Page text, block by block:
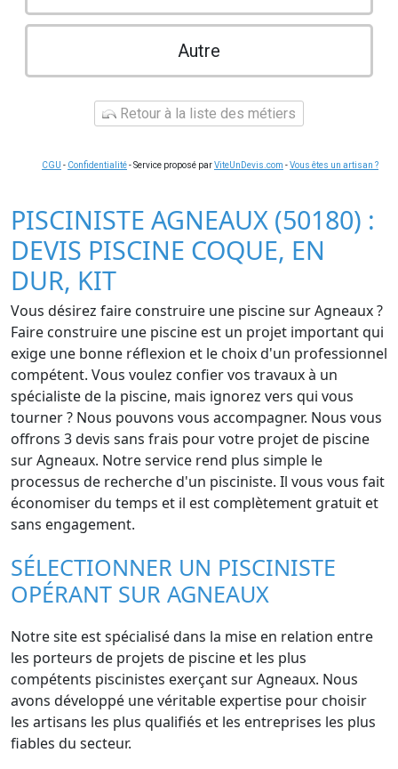
Autre
Retour à la liste des métiers
CGU - Confidentialité- Service proposé parViteUnDevis.com -Vous êtes un artisan ?
PISCINISTE AGNEAUX (50180) :
DEVIS PISCINE COQUE, EN
DUR, KIT
Vous désirez faire construire une piscine sur Agneaux ?
Faire construire une piscine est un projet important qui
exige une bonne réflexion et le choix d'un professionnel
compétent. Vous voulez confier vos travaux à un
spécialiste de la piscine, mais ignorez vers qui vous
tourner ? Nous pouvons vous accompagner. Nous vous
offrons 3 devis sans frais pour votre projet de piscine
sur Agneaux. Notre service rend plus simple le
processus de recherche d'un pisciniste. Il vous vous fait
économiser du temps et il est complètement gratuit et
sans engagement.
SÉLECTIONNER UN PISCINISTE
OPÉRANT SUR AGNEAUX
Notre site est spécialisé dans la mise en relation entre
les porteurs de projets de piscine et les plus
compétents piscinistes exerçant sur Agneaux. Nous
avons développé une véritable expertise pour choisir
les artisans les plus qualifiés et les entreprises les plus
fiables du secteur.